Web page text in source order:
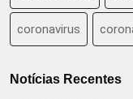
coronavirus
Notícias Recentes